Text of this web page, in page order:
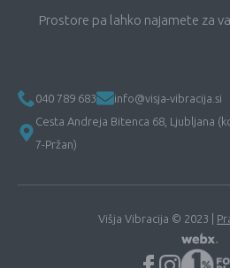
Prostore pa lahko najamete za
040 789 683
info@visja-vibracija.si
Cesta Andreja Bitenca 68, Ljubljana
7-Pržan)
Višja Vibracija © 2023 |